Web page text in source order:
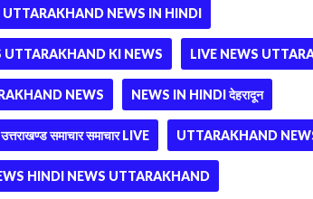
UTTARAKHAND NEWS IN HINDI
UTTARAKHAND KI NEWS LIVE NEWS
NEWS NEWS IN HINDI देहरादून
समाचार समाचार LIVE UTTARAKHAND
HINDI NEWS UTTARAKHAND